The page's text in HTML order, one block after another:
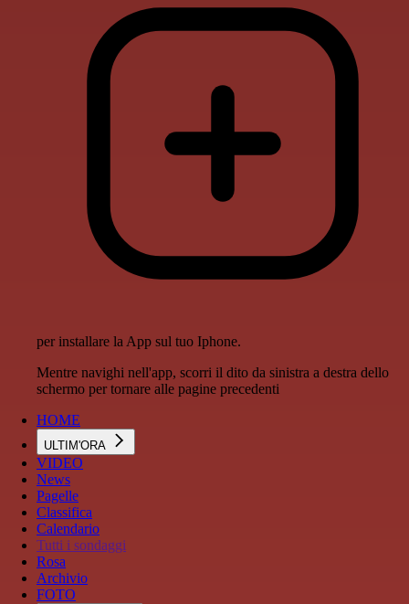
per installare la App sul tuo Iphone.
Mentre navighi nell'app, scorri il dito da sinistra a destra dello
schermo per tornare alle pagine precedenti
HOME
ULTIM'ORA
VIDEO
News
Pagelle
Classifica
Calendario
Tutti i sondaggi
Rosa
Archivio
FOTO